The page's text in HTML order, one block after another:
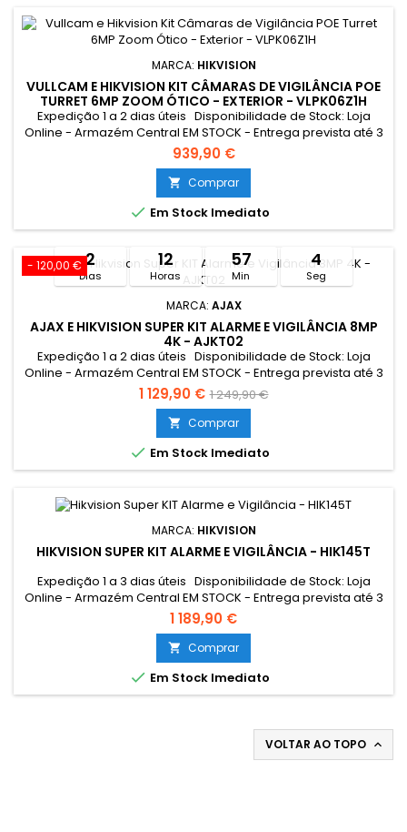
MARCA: HIKVISION
VULLCAM E HIKVISION KIT CÂMARAS DE VIGILÂNCIA POE
TURRET 6MP ZOOM ÓTICO - EXTERIOR - VLPK06Z1H
Expedição 1 a 2 dias úteis Disponibilidade de Stock: Loja
Online - Armazém Central EM STOCK - Entrega prevista até 3
dias úteis Loja Braga - Rua António Fernandes Ferreira
Gomes EM STOCK
939,90 €
 Comprar
 Em Stock Imediato
- 120,00 € 2
Dias
12
Horas
57
Min
3
Seg
MARCA: AJAX
AJAX E HIKVISION SUPER KIT ALARME E VIGILÂNCIA 8MP
4K - AJKT02
Expedição 1 a 2 dias úteis Disponibilidade de Stock: Loja
Online - Armazém Central EM STOCK - Entrega prevista até 3
dias úteis Loja Braga - Rua António Fernandes Ferreira
Gomes SEM STOCK - Por encomenda - chegada até 2 dias
úteis Limitado ao stock existente Resumo: A nossa escolha:
Um verdadeiro super kit para quem quer o melhor dos 2
mundos:...
1 129,90 € 1 249,90 €
 Comprar
 Em Stock Imediato
MARCA: HIKVISION
HIKVISION SUPER KIT ALARME E VIGILÂNCIA - HIK145T
Expedição 1 a 3 dias úteis Disponibilidade de Stock: Loja
Online - Armazém Central EM STOCK - Entrega prevista até 3
dias úteis Loja Braga - Rua António Fernandes Ferreira
Gomes SEM STOCK - Por encomenda - chegada até 2 dias
úteis
1 189,90 €
 Comprar
 Em Stock Imediato
VOLTAR AO TOPO 